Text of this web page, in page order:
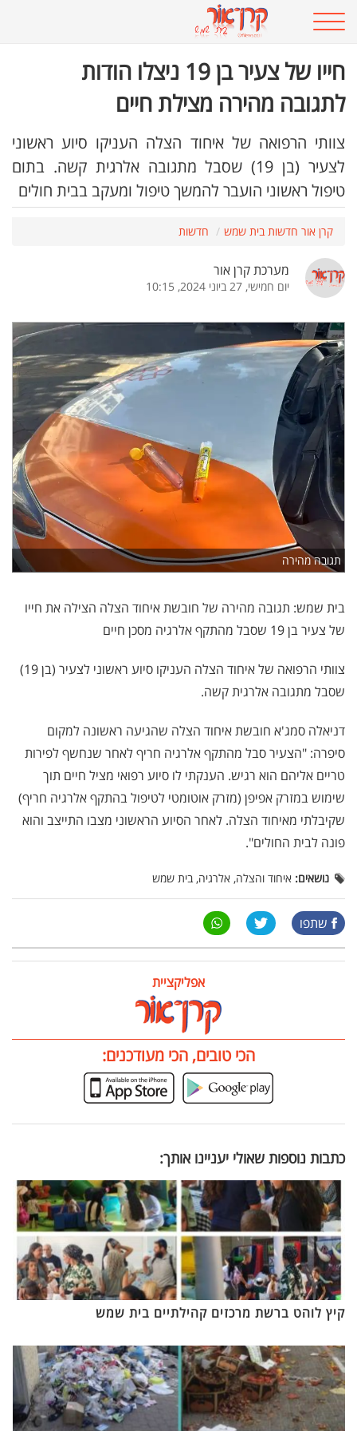
חייו של צעיר בן 19 ניצלו הודות
לתגובה מהירה מצילת חיים
צוותי הרפואה של איחוד הצלה העניקו סיוע ראשוני
לצעיר (בן 19) שסבל מתגובה אלרגית קשה. בתום
טיפול ראשוני הועבר להמשך טיפול ומעקב בבית חולים
קרן אור חדשות בית שמש חדשות
מערכת קרן אור
יום חמישי, 27 ביוני 2024, 10:15
תגובה מהירה
בית שמש: תגובה מהירה של חובשת איחוד הצלה הצילה את חייו
של צעיר בן 19 שסבל מהתקף אלרגיה מסכן חיים
צוותי הרפואה של איחוד הצלה העניקו סיוע ראשוני לצעיר (בן 19)
שסבל מתגובה אלרגית קשה.
דניאלה סמג'א חובשת איחוד הצלה שהגיעה ראשונה למקום
סיפרה: "הצעיר סבל מהתקף אלרגיה חריף לאחר שנחשף לפירות
טריים אליהם הוא רגיש. הענקתי לו סיוע רפואי מציל חיים תוך
שימוש במזרק אפיפן (מזרק אוטומטי לטיפול בהתקף אלרגיה חריף)
שקיבלתי מאיחוד הצלה. לאחר הסיוע הראשוני מצבו התייצב והוא
פונה לבית החולים".
נושאים: איחוד והצלה, אלרגיה, בית שמש
שתפו
אפליקציית
הכי טובים, הכי מעודכנים:
כתבות נוספות שאולי יעניינו אותך:
קיץ לוהט ברשת מרכזים קהילתיים בית שמש